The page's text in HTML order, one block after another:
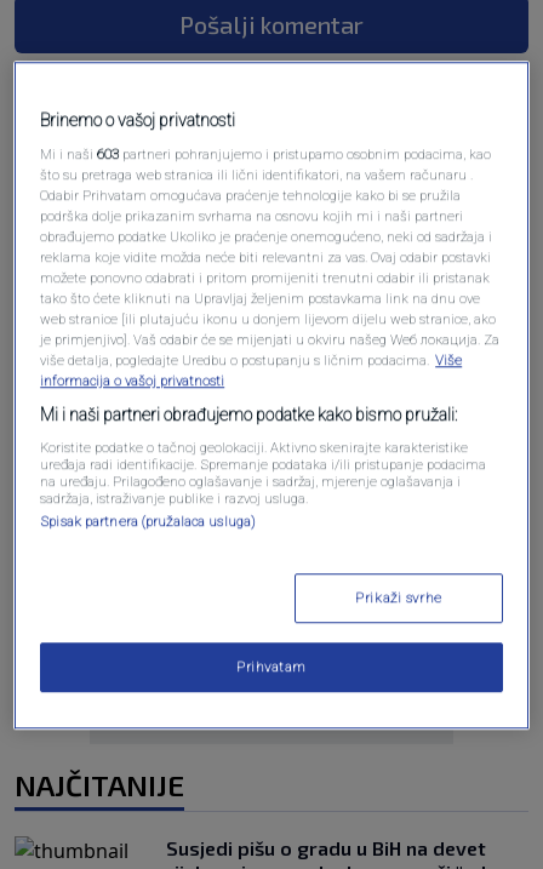
Pošalji komentar
Oglas
NAJČITANIJE
Susjedi pišu o gradu u BiH na devet
Brinemo o vašoj privatnosti
Mi i naši603 partneri pohranjujemo i pristupamo osobnim podacima, kao
što su pretraga web stranica ili lični identifikatori, na vašem računaru .
Odabir Prihvatam omogućava praćenje tehnologije kako bi se pružila
podrška dolje prikazanim svrhama na osnovu kojih mi i naši partneri
obrađujemo podatke Ukoliko je praćenje onemogućeno, neki od sadržaja i
reklama koje vidite možda neće biti relevantni za vas. Ovaj odabir postavki
možete ponovno odabrati i pritom promijeniti trenutni odabir ili pristanak
tako što ćete kliknuti na Upravljaj željenim postavkama link na dnu ove
web stranice [ili plutajuću ikonu u donjem lijevom dijelu web stranice, ako
je primjenjivo]. Vaš odabir će se mijenjati u okviru našeg Wеб локација. Za
više detalja, pogledajte Uredbu o postupanju s ličnim podacima. Više
informacija o vašoj privatnosti
Mi i naši partneri obrađujemo podatke kako bismo pružali:
Koristite podatke o tačnoj geolokaciji. Aktivno skenirajte karakteristike
uređaja radi identifikacije. Spremanje podataka i/ili pristupanje podacima
na uređaju. Prilagođeno oglašavanje i sadržaj, mjerenje oglašavanja i
sadržaja, istraživanje publike i razvoj usluga.
Spisak partnera (pružalaca usluga)
Prikaži svrhe
Prihvatam